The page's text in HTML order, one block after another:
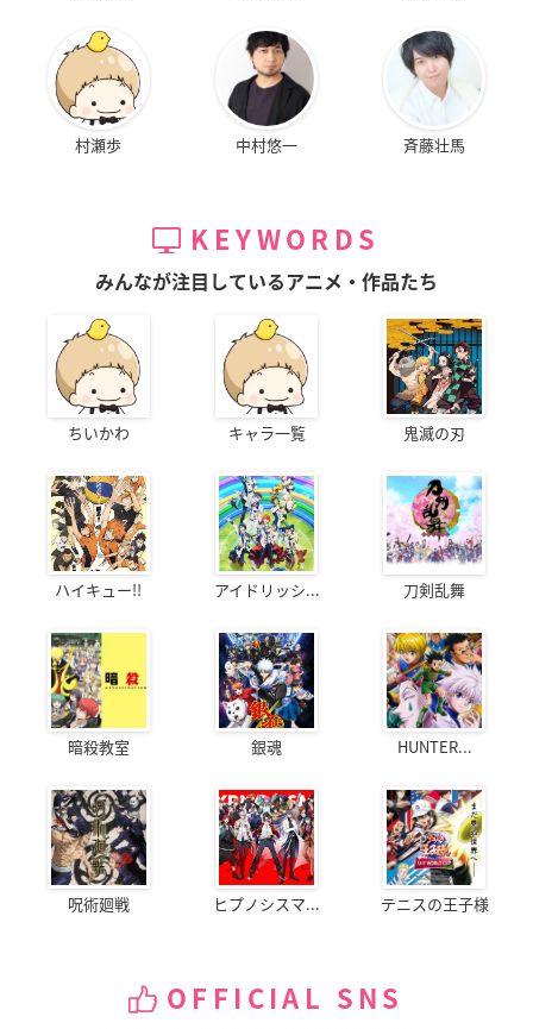
村瀬歩 中村悠一 斉藤壮馬
KEYWORDS
みんなが注目しているアニメ・作品たち
ちいかわ キャラ一覧 鬼滅の刃
ハイキュー!! アイドリッシ... 刀剣乱舞
暗殺教室 銀魂 HUNTER...
呪術廻戦 ヒプノシスマ... テニスの王子様
OFFICIAL SNS